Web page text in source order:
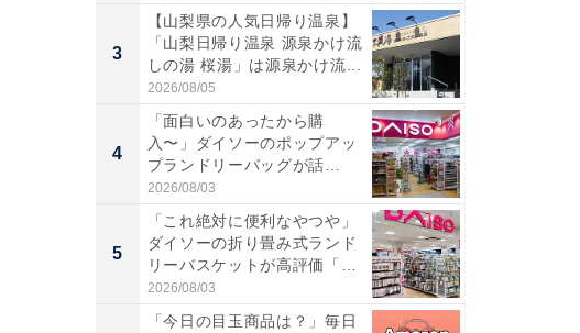
3
【山梨県の人気日帰り温泉】
「山梨日帰り温泉 源泉かけ流
しの湯 桜湯」は源泉かけ流...
2026/08/05
4
「面白いのあったから購
入〜」ダイソーのポップアッ
プランドリーバッグが話
題。“さま...
2026/08/03
5
「これ絶対に便利なやつや」
ダイソーの折り畳み式ランド
リーバスケットが高評価「使
わ...
2026/08/03
「今日の目玉商品は？」毎日